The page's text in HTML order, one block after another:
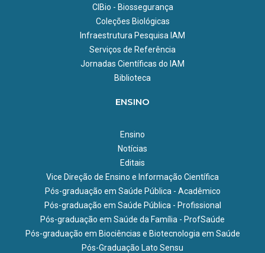
CIBio - Biossegurança
Coleções Biológicas
Infraestrutura Pesquisa IAM
Serviços de Referência
Jornadas Científicas do IAM
Biblioteca
ENSINO
Ensino
Notícias
Editais
Vice Direção de Ensino e Informação Científica
Pós-graduação em Saúde Pública - Acadêmico
Pós-graduação em Saúde Pública - Profissional
Pós-graduação em Saúde da Família - ProfSaúde
Pós-graduação em Biociências e Biotecnologia em Saúde
Pós-Graduação Lato Sensu